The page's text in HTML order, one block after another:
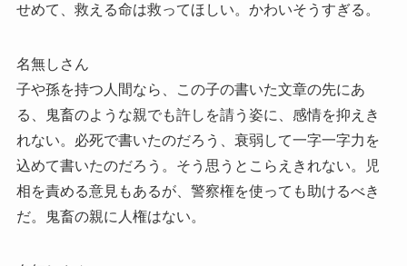
せめて、救える命は救ってほしい。かわいそうすぎる。
名無しさん
子や孫を持つ人間なら、この子の書いた文章の先にあ
る、鬼畜のような親でも許しを請う姿に、感情を抑えき
れない。必死で書いたのだろう、衰弱して一字一字力を
込めて書いたのだろう。そう思うとこらえきれない。児
相を責める意見もあるが、警察権を使っても助けるべき
だ。鬼畜の親に人権はない。